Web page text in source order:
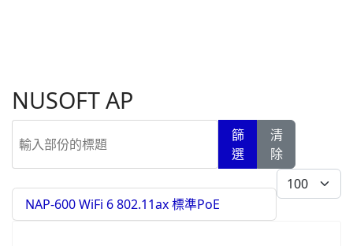
NUSOFT AP
篩
選
清
除
每頁顯示條數
NAP-600 WiFi 6 802.11ax 標準PoE